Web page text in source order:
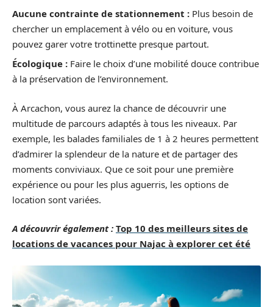
Aucune contrainte de stationnement : Plus besoin de
chercher un emplacement à vélo ou en voiture, vous
pouvez garer votre trottinette presque partout.
Écologique : Faire le choix d’une mobilité douce contribue
à la préservation de l’environnement.
À Arcachon, vous aurez la chance de découvrir une
multitude de parcours adaptés à tous les niveaux. Par
exemple, les balades familiales de 1 à 2 heures permettent
d’admirer la splendeur de la nature et de partager des
moments conviviaux. Que ce soit pour une première
expérience ou pour les plus aguerris, les options de
location sont variées.
A découvrir également : Top 10 des meilleurs sites de
locations de vacances pour Najac à explorer cet été